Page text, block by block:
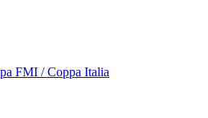
FMI / Coppa Italia